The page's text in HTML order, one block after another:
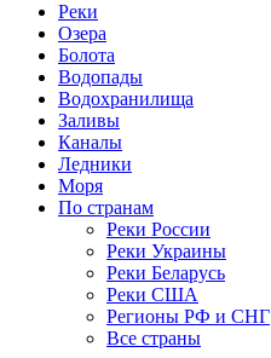
Реки
Озера
Болота
Водопады
Водохранилища
Заливы
Каналы
Ледники
Моря
По странам
Реки России
Реки Украины
Реки Беларусь
Реки США
Регионы РФ и СНГ
Все страны